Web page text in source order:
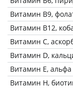
Витамин В9,
Витамин В12,
Витамин C,
Витамин D,
Витамин Е,
Витамин Н,